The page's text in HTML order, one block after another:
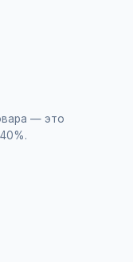
— это